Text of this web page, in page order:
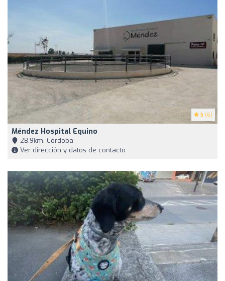
5 (6)
Méndez Hospital Equino
28,9km, Córdoba
Ver dirección y datos de contacto